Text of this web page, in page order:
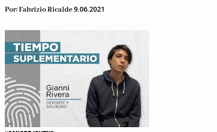
Por:Fabrizio Ricalde 9.06.2021